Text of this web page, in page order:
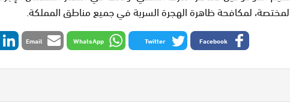
لمكافحة ظاهرة الهجرة السرية في جميع مناطق المملكة.
Facebook
Twitter
WhatsApp
Email